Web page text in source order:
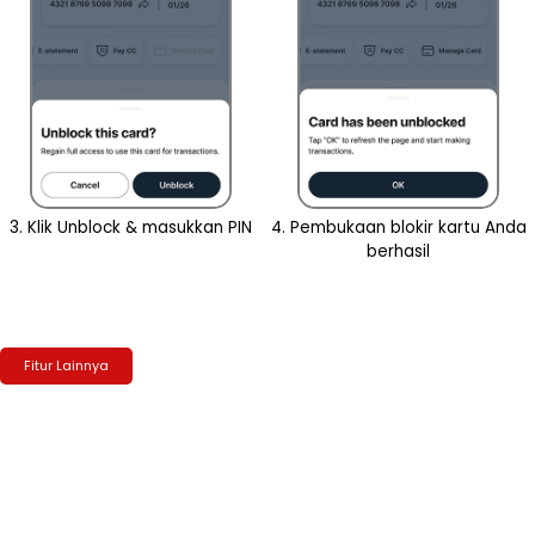
3. Klik Unblock & masukkan PIN
4. Pembukaan blokir kartu Anda
berhasil
Fitur Lainnya